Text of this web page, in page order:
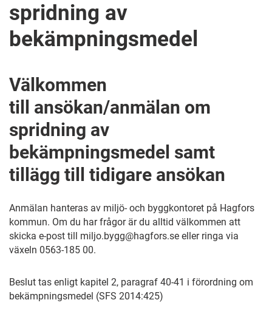
spridning av
bekämpningsmedel
Välkommen
till ansökan/anmälan om
spridning av
bekämpningsmedel samt
tillägg till tidigare ansökan
Anmälan hanteras av miljö- och byggkontoret på Hagfors
kommun. Om du har frågor är du alltid välkommen att
skicka e-post till miljo.bygg@hagfors.se eller ringa via
växeln 0563-185 00.
Beslut tas enligt kapitel 2, paragraf 40-41 i förordning om
bekämpningsmedel (SFS 2014:425)